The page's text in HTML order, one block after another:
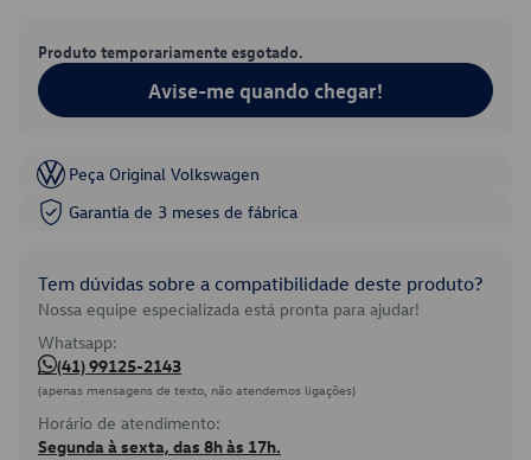
Produto temporariamente esgotado.
Avise-me quando chegar!
Peça Original Volkswagen
Garantia de 3 meses de fábrica
Tem dúvidas sobre a compatibilidade deste produto?
Nossa equipe especializada está pronta para ajudar!
Whatsapp:
(41) 99125-2143
(apenas mensagens de texto, não atendemos ligações)
Horário de atendimento:
Segunda à sexta, das 8h às 17h.